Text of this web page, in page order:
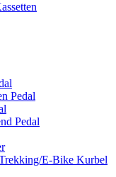
Pedal
Pedal
E-Bike Kurbel